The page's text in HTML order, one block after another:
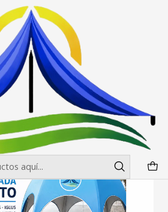
$500.000 en Santiago
Pendon Roller 150x200